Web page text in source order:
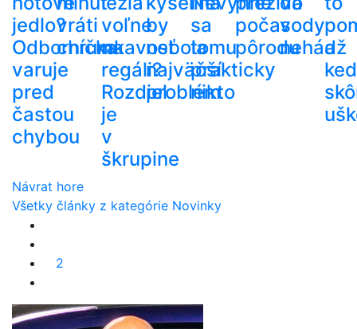
jedlo?
Odborníčka
varuje
pred
častou
chybou
vráti
chrumkavosť
voľne
na
regáli?
Rozdiel
je
v
škrupine
by
nebola
najväčší
problém
sa
tomu
prakticky
nikto
počas
pôrodu
vody
nehádž
a
Návrat hore
Všetky články z kategórie Novinky
2